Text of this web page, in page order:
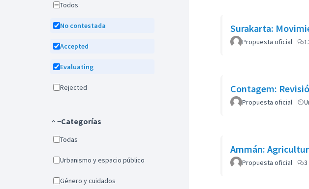
Todos
No contestada
Accepted
Evaluating
Rejected
~Categorías
Todas
Urbanismo y espacio público
Género y cuidados
Surakarta:
Propuesta oficial
Contagem:
Propuesta oficial
Ammán:
Propuesta oficial 3